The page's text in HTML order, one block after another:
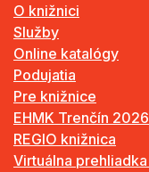
O knižnici
Služby
Online katalógy
Podujatia
Pre knižnice
EHMK Trenčín
REGIO knižnica
Virtuálna prehliadka